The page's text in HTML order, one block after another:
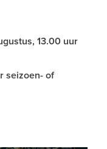
13.00 uur
seizoen- of